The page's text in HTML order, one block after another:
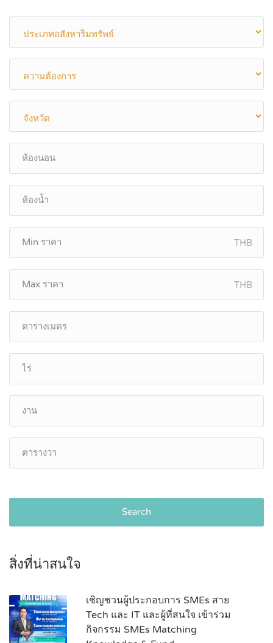
THB
THB
Search
สิ่งที่น่าสนใจ
เชิญชวนผู้ประกอบการ SMEs สาย
Tech และ IT และผู้ที่สนใจ เข้าร่วม
กิจกรรม SMEs Matching